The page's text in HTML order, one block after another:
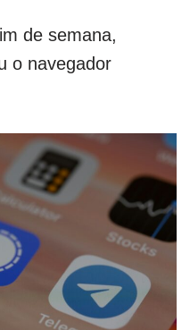
de semana,
o navegador